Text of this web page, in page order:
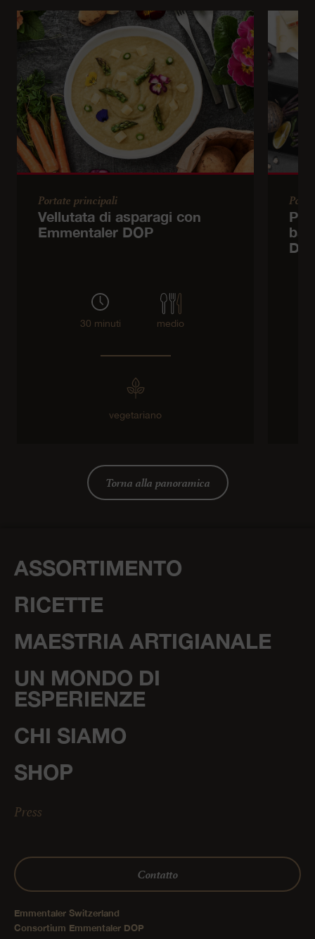
Portate principali
Vellutata di asparagi con
Emmentaler DOP
30 minuti medio
vegetariano
Torna alla panoramica
ASSORTIMENTO
RICETTE
MAESTRIA ARTIGIANALE
UN MONDO DI
ESPERIENZE
CHI SIAMO
SHOP
Press
Contatto
Emmentaler Switzerland
Consortium Emmentaler DOP